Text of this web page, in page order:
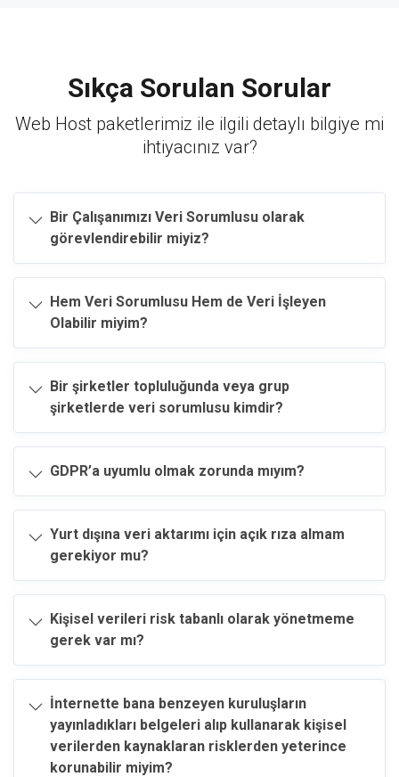
Sıkça Sorulan Sorular
Web Host paketlerimiz ile ilgili detaylı bilgiye mi
ihtiyacınız var?
Bir Çalışanımızı Veri Sorumlusu olarak
görevlendirebilir miyiz?
Hem Veri Sorumlusu Hem de Veri İşleyen
Olabilir miyim?
Bir şirketler topluluğunda veya grup
şirketlerde veri sorumlusu kimdir?
GDPR’a uyumlu olmak zorunda mıyım?
Yurt dışına veri aktarımı için açık rıza almam
gerekiyor mu?
Kişisel verileri risk tabanlı olarak yönetmeme
gerek var mı?
İnternette bana benzeyen kuruluşların
yayınladıkları belgeleri alıp kullanarak kişisel
verilerden kaynaklaran risklerden yeterince
korunabilir miyim?